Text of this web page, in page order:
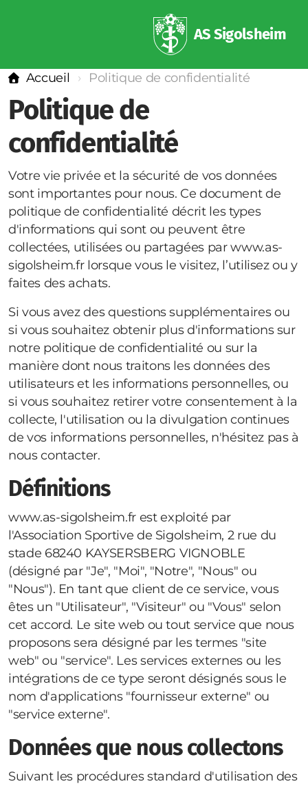
AS Sigolsheim
Accueil Politique de confidentialité
Politique de
confidentialité
Votre vie privée et la sécurité de vos données
sont importantes pour nous. Ce document de
politique de confidentialité décrit les types
d'informations qui sont ou peuvent être
collectées, utilisées ou partagées par www.as-
sigolsheim.fr lorsque vous le visitez, l’utilisez ou y
faites des achats.
Si vous avez des questions supplémentaires ou
si vous souhaitez obtenir plus d'informations sur
notre politique de confidentialité ou sur la
manière dont nous traitons les données des
utilisateurs et les informations personnelles, ou
si vous souhaitez retirer votre consentement à la
collecte, l'utilisation ou la divulgation continues
de vos informations personnelles, n'hésitez pas à
nous contacter.
Définitions
www.as-sigolsheim.frest exploité par
l'Association Sportive de Sigolsheim, 2 rue du
stade 68240 KAYSERSBERG VIGNOBLE
(désigné par "Je", "Moi", "Notre", "Nous" ou
"Nous"). En tant que client de ce service, vous
êtes un "Utilisateur", "Visiteur" ou "Vous" selon
cet accord. Le site web ou tout service que nous
proposons sera désigné par les termes "site
web" ou "service". Les services externes ou les
intégrations de ce type seront désignés sous le
nom d'applications "fournisseur externe" ou
"service externe".
Données que nous collectons
Suivant les procédures standard d'utilisation des